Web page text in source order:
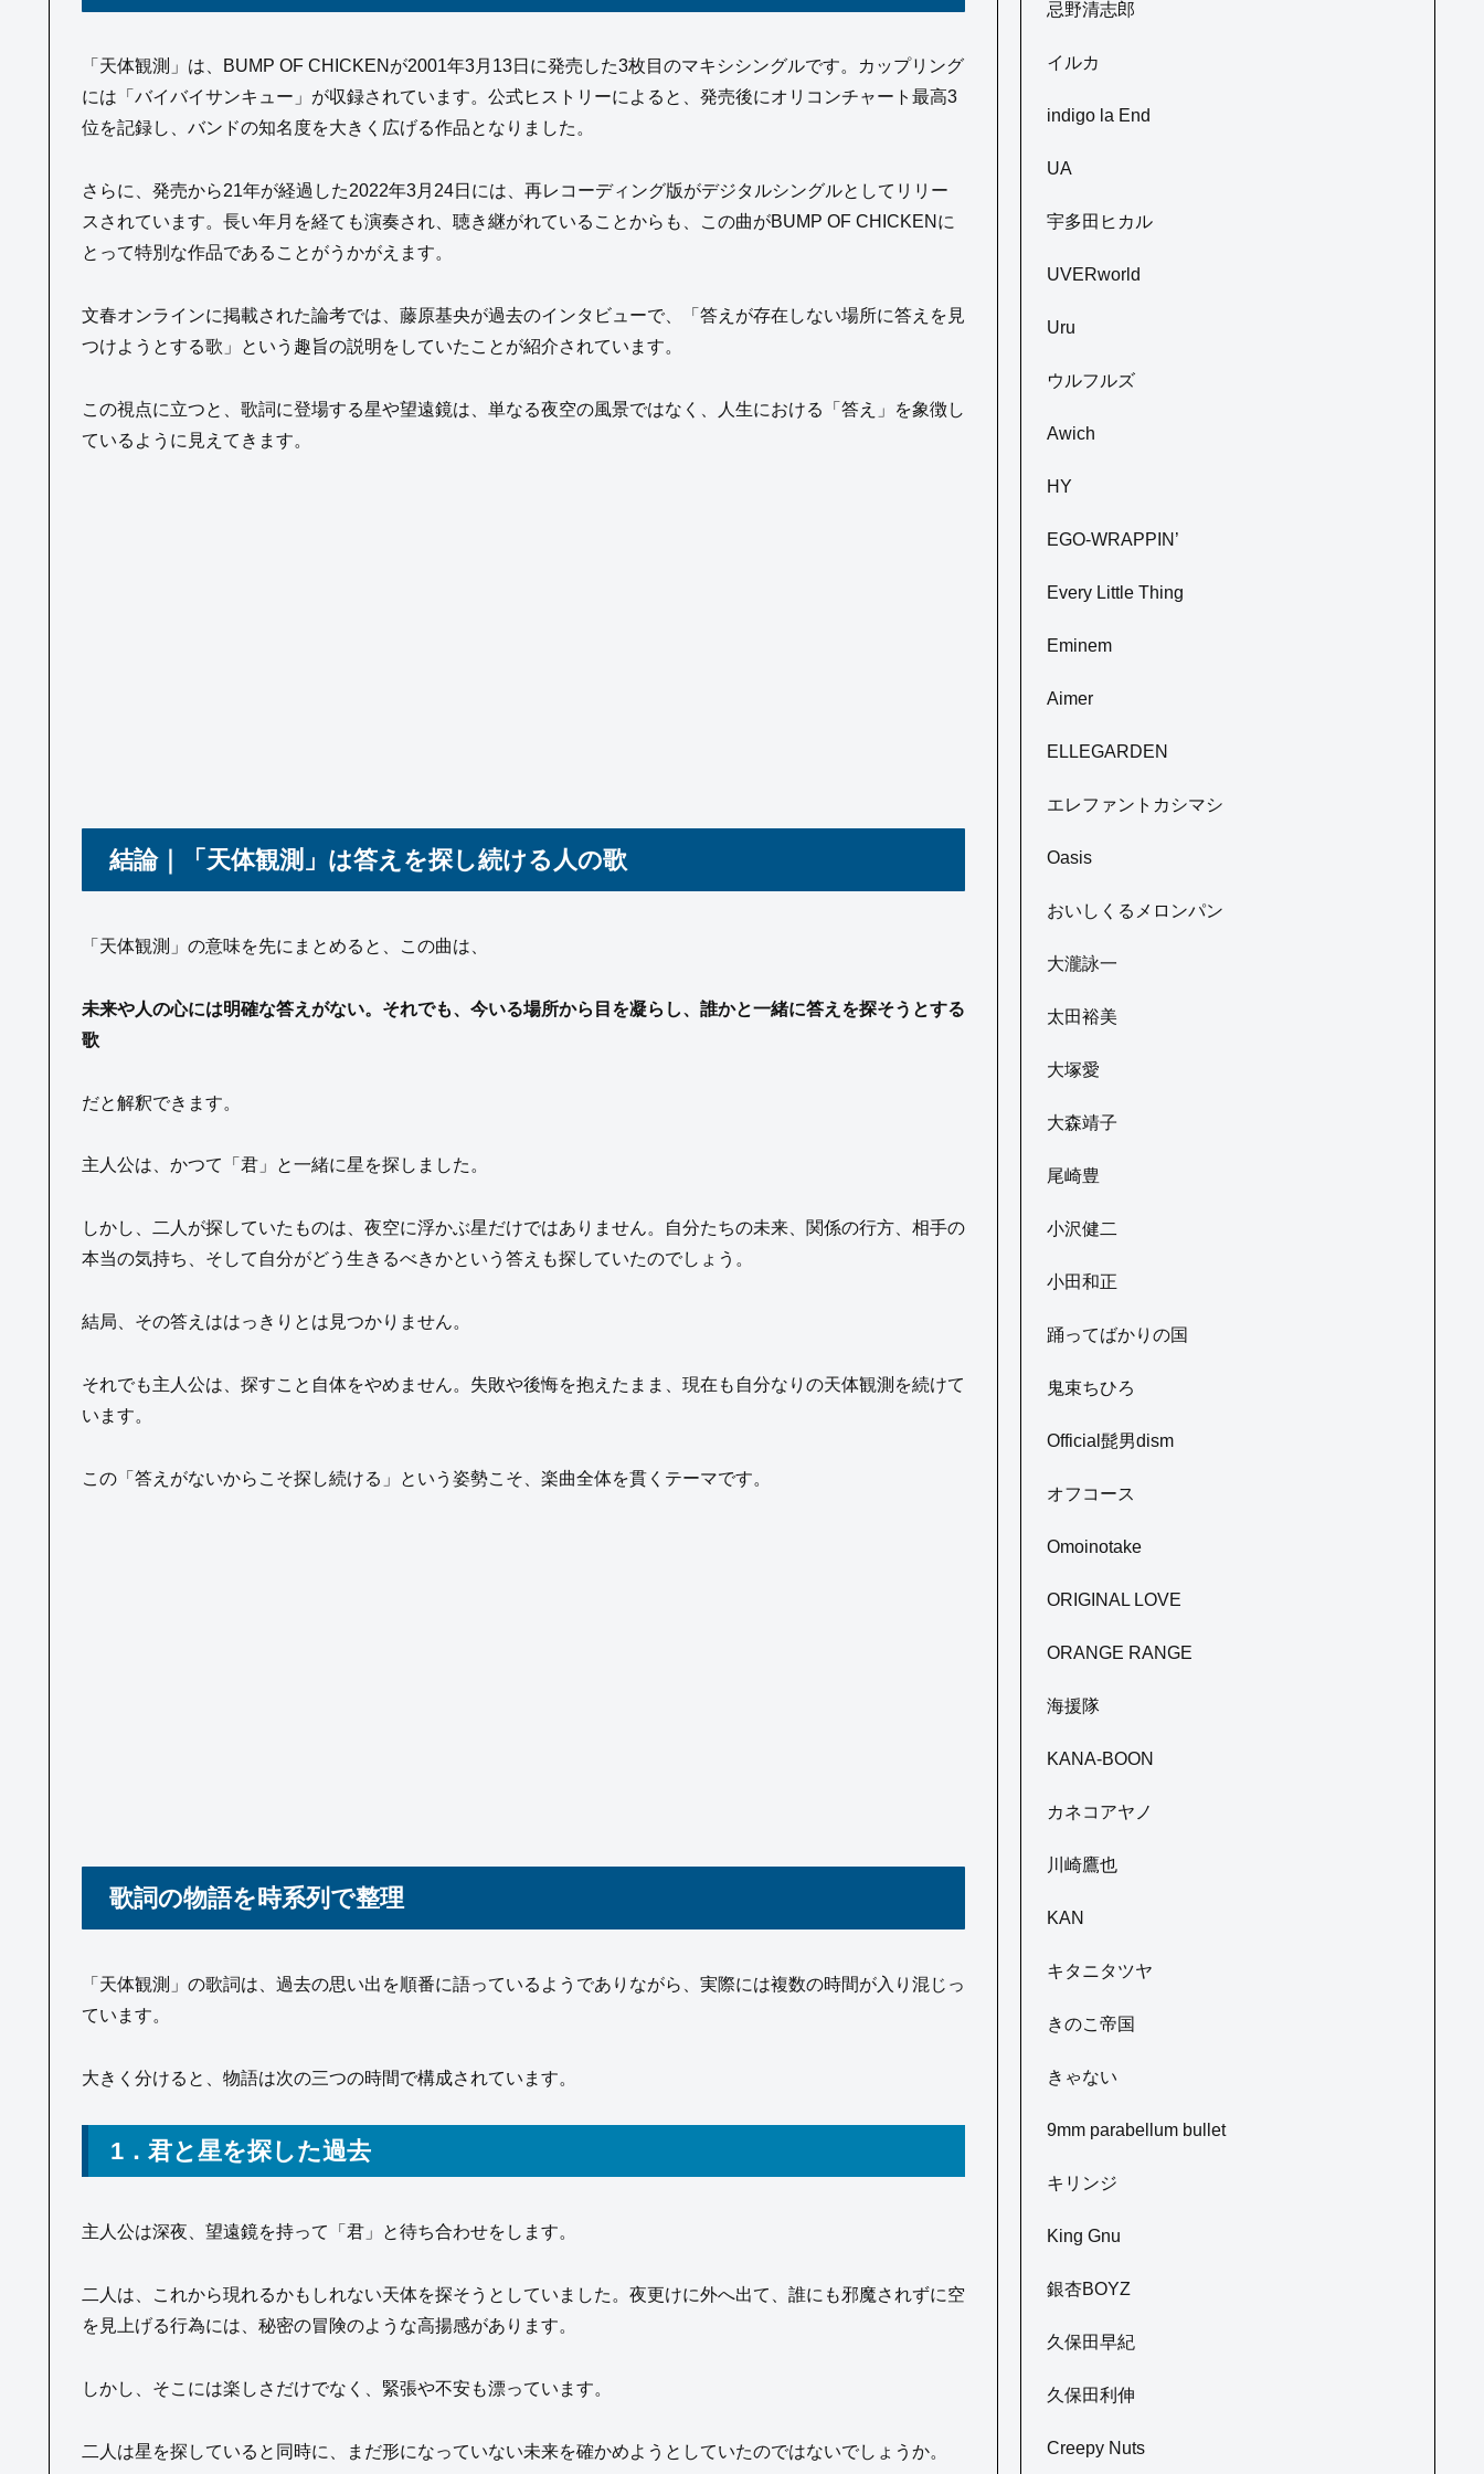
「天体観測」は、BUMP OF CHICKENが2001年3月13日に発売した3枚目のマキシシングルです。カップリング
には「バイバイサンキュー」が収録されています。公式ヒストリーによると、発売後にオリコンチャート最高3
位を記録し、バンドの知名度を大きく広げる作品となりました。
さらに、発売から21年が経過した2022年3月24日には、再レコーディング版がデジタルシングルとしてリリー
スされています。長い年月を経ても演奏され、聴き継がれていることからも、この曲がBUMP OF CHICKENに
とって特別な作品であることがうかがえます。
文春オンラインに掲載された論考では、藤原基央が過去のインタビューで、「答えが存在しない場所に答えを見
つけようとする歌」という趣旨の説明をしていたことが紹介されています。
この視点に立つと、歌詞に登場する星や望遠鏡は、単なる夜空の風景ではなく、人生における「答え」を象徴し
ているように見えてきます。
結論｜「天体観測」は答えを探し続ける人の歌
「天体観測」の意味を先にまとめると、この曲は、
未来や人の心には明確な答えがない。それでも、今いる場所から目を凝らし、誰かと一緒に答えを探そうとする
歌
だと解釈できます。
主人公は、かつて「君」と一緒に星を探しました。
しかし、二人が探していたものは、夜空に浮かぶ星だけではありません。自分たちの未来、関係の行方、相手の
本当の気持ち、そして自分がどう生きるべきかという答えも探していたのでしょう。
結局、その答えははっきりとは見つかりません。
それでも主人公は、探すこと自体をやめません。失敗や後悔を抱えたまま、現在も自分なりの天体観測を続けて
います。
この「答えがないからこそ探し続ける」という姿勢こそ、楽曲全体を貫くテーマです。
歌詞の物語を時系列で整理
「天体観測」の歌詞は、過去の思い出を順番に語っているようでありながら、実際には複数の時間が入り混じっ
ています。
大きく分けると、物語は次の三つの時間で構成されています。
1．君と星を探した過去
主人公は深夜、望遠鏡を持って「君」と待ち合わせをします。
二人は、これから現れるかもしれない天体を探そうとしていました。夜更けに外へ出て、誰にも邪魔されずに空
を見上げる行為には、秘密の冒険のような高揚感があります。
しかし、そこには楽しさだけでなく、緊張や不安も漂っています。
二人は星を探していると同時に、まだ形になっていない未来を確かめようとしていたのではないでしょうか。
忌野清志郎
イルカ
indigo la End
UA
宇多田ヒカル
UVERworld
Uru
ウルフルズ
Awich
HY
EGO-WRAPPIN’
Every Little Thing
Eminem
Aimer
ELLEGARDEN
エレファントカシマシ
Oasis
おいしくるメロンパン
大瀧詠一
太田裕美
大塚愛
大森靖子
尾崎豊
小沢健二
小田和正
踊ってばかりの国
鬼束ちひろ
Official髭男dism
オフコース
Omoinotake
ORIGINAL LOVE
ORANGE RANGE
海援隊
KANA-BOON
カネコアヤノ
川崎鷹也
KAN
キタニタツヤ
きのこ帝国
きゃない
9mm parabellum bullet
キリンジ
King Gnu
銀杏BOYZ
久保田早紀
久保田利伸
Creepy Nuts